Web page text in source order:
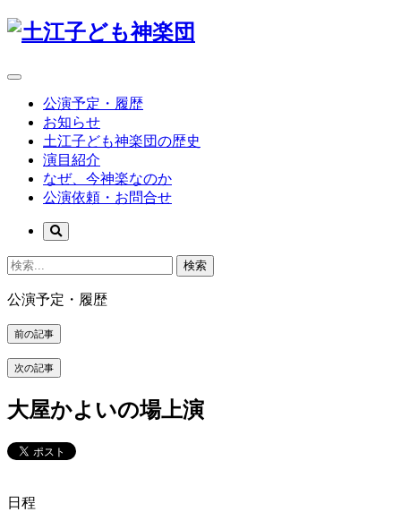
公演予定・履歴
お知らせ
土江子ども神楽団の歴史
演目紹介
なぜ、今神楽なのか
公演依頼・お問合せ
検索
公演予定・履歴
前の記事
次の記事
大屋かよいの場上演
日程